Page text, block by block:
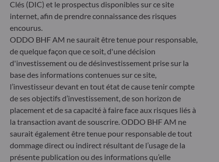
Allemagne
60329 Frankfurt am Main
Allemagne
Société de Gestion de Portefeuille agréée par la
Bundesanstalt für Finanzdienstleistungsaufsicht (« BaFin »)
Enregistrement commercial : HRB 11971 tribunal local de
Düsseldorf
ODDO BHF Asset Management LUX
Clés (DIC) et le prospectus disponibles sur ce site
internet, afin de prendre connaissance des risques
encourus.
ODDO BHF AM ne saurait être tenue pour responsable,
de quelque façon que ce soit, d'une décision
d'investissement ou de désinvestissement prise sur la
base des informations contenues sur ce site,
l’investisseur devant en tout état de cause tenir compte
de ses objectifs d’investissement, de son horizon de
placement et de sa capacité à faire face aux risques liés à
la transaction avant de souscrire. ODDO BHF AM ne
saurait également être tenue pour responsable de tout
dommage direct ou indirect résultant de l’usage de la
présente publication ou des informations qu’elle